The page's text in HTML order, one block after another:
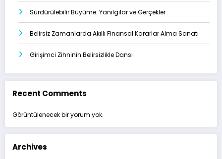
Sürdürülebilir Büyüme: Yanılgılar ve Gerçekler
Belirsiz Zamanlarda Akıllı Finansal Kararlar Alma Sanatı
Girişimci Zihninin Belirsizlikle Dansı
Recent Comments
Görüntülenecek bir yorum yok.
Archives